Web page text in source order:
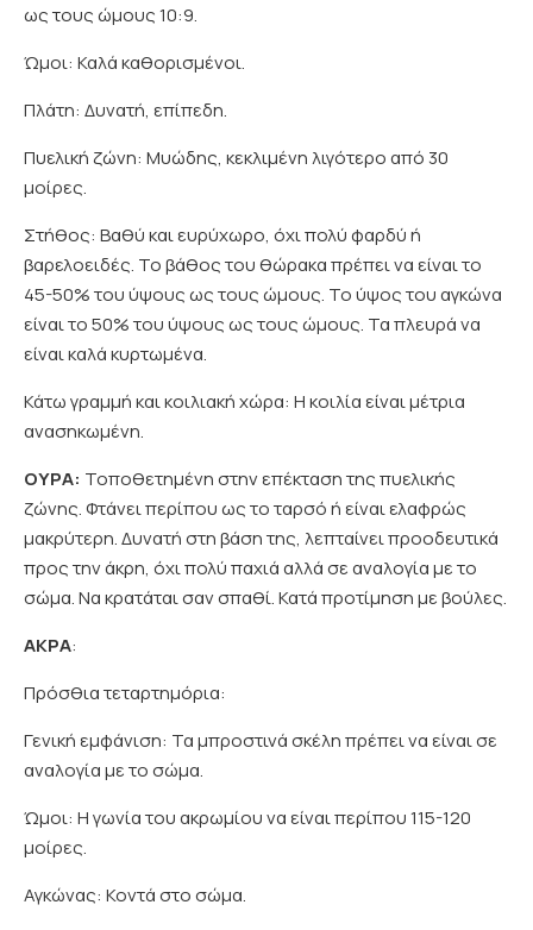
ως τους ώμους 10:9.
Ώμοι: Καλά καθορισμένοι.
Πλάτη: Δυνατή, επίπεδη.
Πυελική ζώνη: Μυώδης, κεκλιμένη λιγότερο από 30
μοίρες.
Στήθος: Βαθύ και ευρύχωρο, όχι πολύ φαρδύ ή
βαρελοειδές. Το βάθος του θώρακα πρέπει να είναι το
45-50% του ύψους ως τους ώμους. Το ύψος του αγκώνα
είναι το 50% του ύψους ως τους ώμους. Τα πλευρά να
είναι καλά κυρτωμένα.
Κάτω γραμμή και κοιλιακή χώρα: Η κοιλία είναι μέτρια
ανασηκωμένη.
ΟΥΡΑ: Τοποθετημένη στην επέκταση της πυελικής
ζώνης. Φτάνει περίπου ως το ταρσό ή είναι ελαφρώς
μακρύτερη. Δυνατή στη βάση της, λεπταίνει προοδευτικά
προς την άκρη, όχι πολύ παχιά αλλά σε αναλογία με το
σώμα. Να κρατάται σαν σπαθί. Κατά προτίμηση με βούλες.
ΑΚΡΑ:
Πρόσθια τεταρτημόρια:
Γενική εμφάνιση: Τα μπροστινά σκέλη πρέπει να είναι σε
αναλογία με το σώμα.
Ώμοι: Η γωνία του ακρωμίου να είναι περίπου 115-120
μοίρες.
Αγκώνας: Κοντά στο σώμα.